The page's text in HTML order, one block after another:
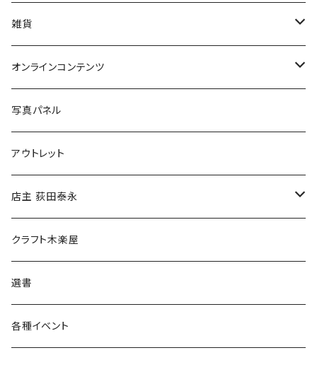
美術
POLEWARDS
Tシャツ
雑貨
バッグ
ブックカバー
マグカップ
傘
食料品
その他
オンラインコンテンツ
冒険クロストーク
写真パネル
アウトレット
店主 荻田泰永
書籍
ウェア
クラフト木楽屋
選書
各種イベント